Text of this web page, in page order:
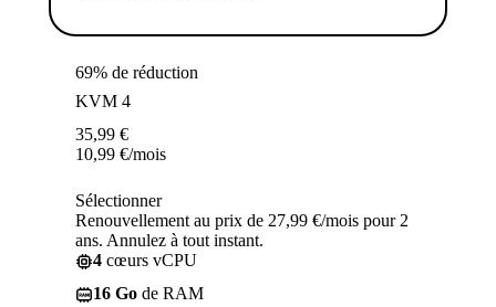
69% de réduction
KVM 4
35,99 €
10,99 €/mois
Sélectionner
Renouvellement au prix de 27,99 €/mois pour 2
ans. Annulez à tout instant.
4 cœurs vCPU
16 Go de RAM